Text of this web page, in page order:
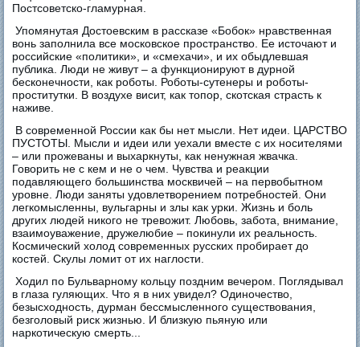
Постсоветско-гламурная.
Упомянутая Достоевским в рассказе «Бобок» нравственная
вонь заполнила все московское пространство. Ее источают и
российские «политики», и «смехачи», и их обыдлевшая
публика. Люди не живут – а функционируют в дурной
бесконечности, как роботы. Роботы-сутенеры и роботы-
проститутки. В воздухе висит, как топор, скотская страсть к
наживе.
В современной России как бы нет мысли. Нет идеи. ЦАРСТВО
ПУСТОТЫ. Мысли и идеи или уехали вместе с их носителями
– или прожеваны и выхаркнуты, как ненужная жвачка.
Говорить не с кем и не о чем. Чувства и реакции
подавляющего большинства москвичей – на первобытном
уровне. Люди заняты удовлетворением потребностей. Они
легкомысленны, вульгарны и злы как урки. Жизнь и боль
других людей никого не тревожит. Любовь, забота, внимание,
взаимоуважение, дружелюбие – покинули их реальность.
Космический холод современных русских пробиpает до
костей. Скулы ломит от их наглости.
Ходил по Бульварному кольцу поздним вечером. Поглядывал
в глаза гуляющих. Что я в них увидел? Одиночество,
безысходность, дурман бессмысленного существования,
безголовый риск жизнью. И близкую пьяную или
наркотическую смерть...